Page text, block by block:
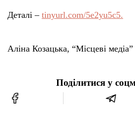
Деталі – tinyurl.com/5e2yu5c5.
Аліна Козацька, “Місцеві медіа”
Поділитися у